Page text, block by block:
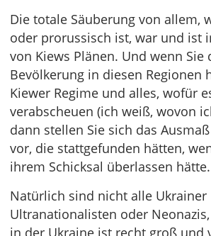
Die totale Säuberung von allem,
oder prorussisch ist, war und ist
von Kiews Plänen. Und wenn Sie
Bevölkerung in diesen Regionen
Kiewer Regime und alles, wofür
verabscheuen (ich weiß, wovon
dann stellen Sie sich das
vor, die stattgefunden hätten,
ihrem Schicksal überlassen hätte.
Natürlich sind nicht alle Ukrainer
Ultranationalisten oder
in der Ukraine ist recht groß und